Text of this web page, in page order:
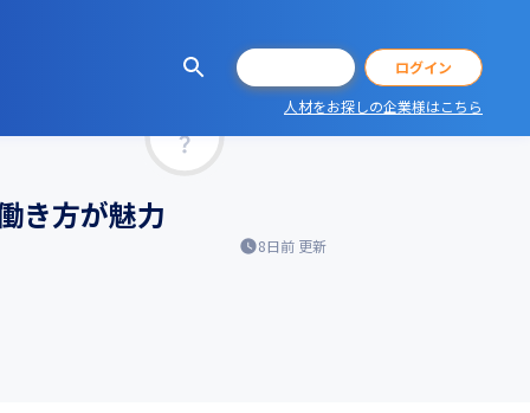
ログイン
人材をお探しの企業様はこちら
き方が魅力
8日前 更新